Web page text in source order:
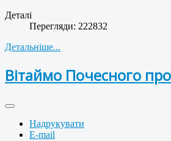
Деталі
Перегляди: 222832
Детальніше...
Вітаймо Почесного
Надрукувати
E-mail